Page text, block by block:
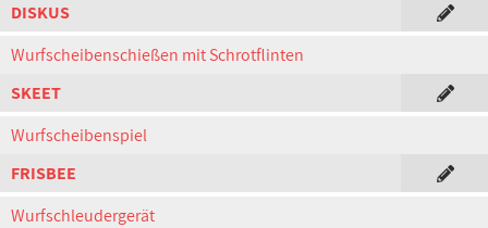
DISKUS
Wurfscheibenschießen mit Schrotflinten
SKEET
Wurfscheibenspiel
FRISBEE
Wurfschleudergerät